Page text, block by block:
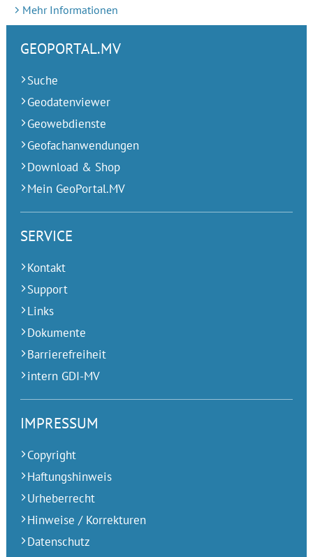
Mehr Informationen
GEOPORTAL.MV
Suche
Geodatenviewer
Geowebdienste
Geofachanwendungen
Download & Shop
Mein GeoPortal.MV
SERVICE
Kontakt
Support
Links
Dokumente
Barrierefreiheit
intern GDI-MV
IMPRESSUM
Copyright
Haftungshinweis
Urheberrecht
Hinweise / Korrekturen
Datenschutz